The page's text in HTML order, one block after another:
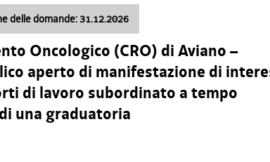
delle domande: 31.12.2026
Oncologico (CRO) di Aviano –
aperto di manifestazione di
di lavoro subordinato a tempo
una graduatoria